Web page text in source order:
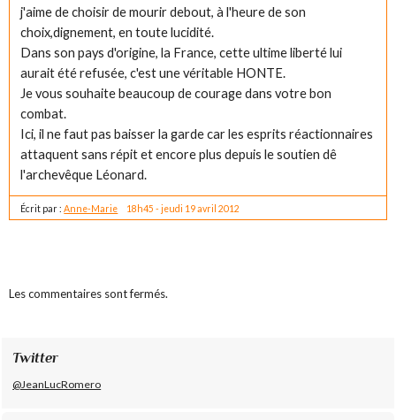
j'aime de choisir de mourir debout, à l'heure de son
choix,dignement, en toute lucidité.
Dans son pays d'origine, la France, cette ultime liberté lui
aurait été refusée, c'est une véritable HONTE.
Je vous souhaite beaucoup de courage dans votre bon
combat.
Ici, il ne faut pas baisser la garde car les esprits réactionnaires
attaquent sans répit et encore plus depuis le soutien dê
l'archevêque Léonard.
Écrit par :Anne-Marie 18h45 -jeudi 19 avril 2012
Les commentaires sont fermés.
Twitter
@JeanLucRomero